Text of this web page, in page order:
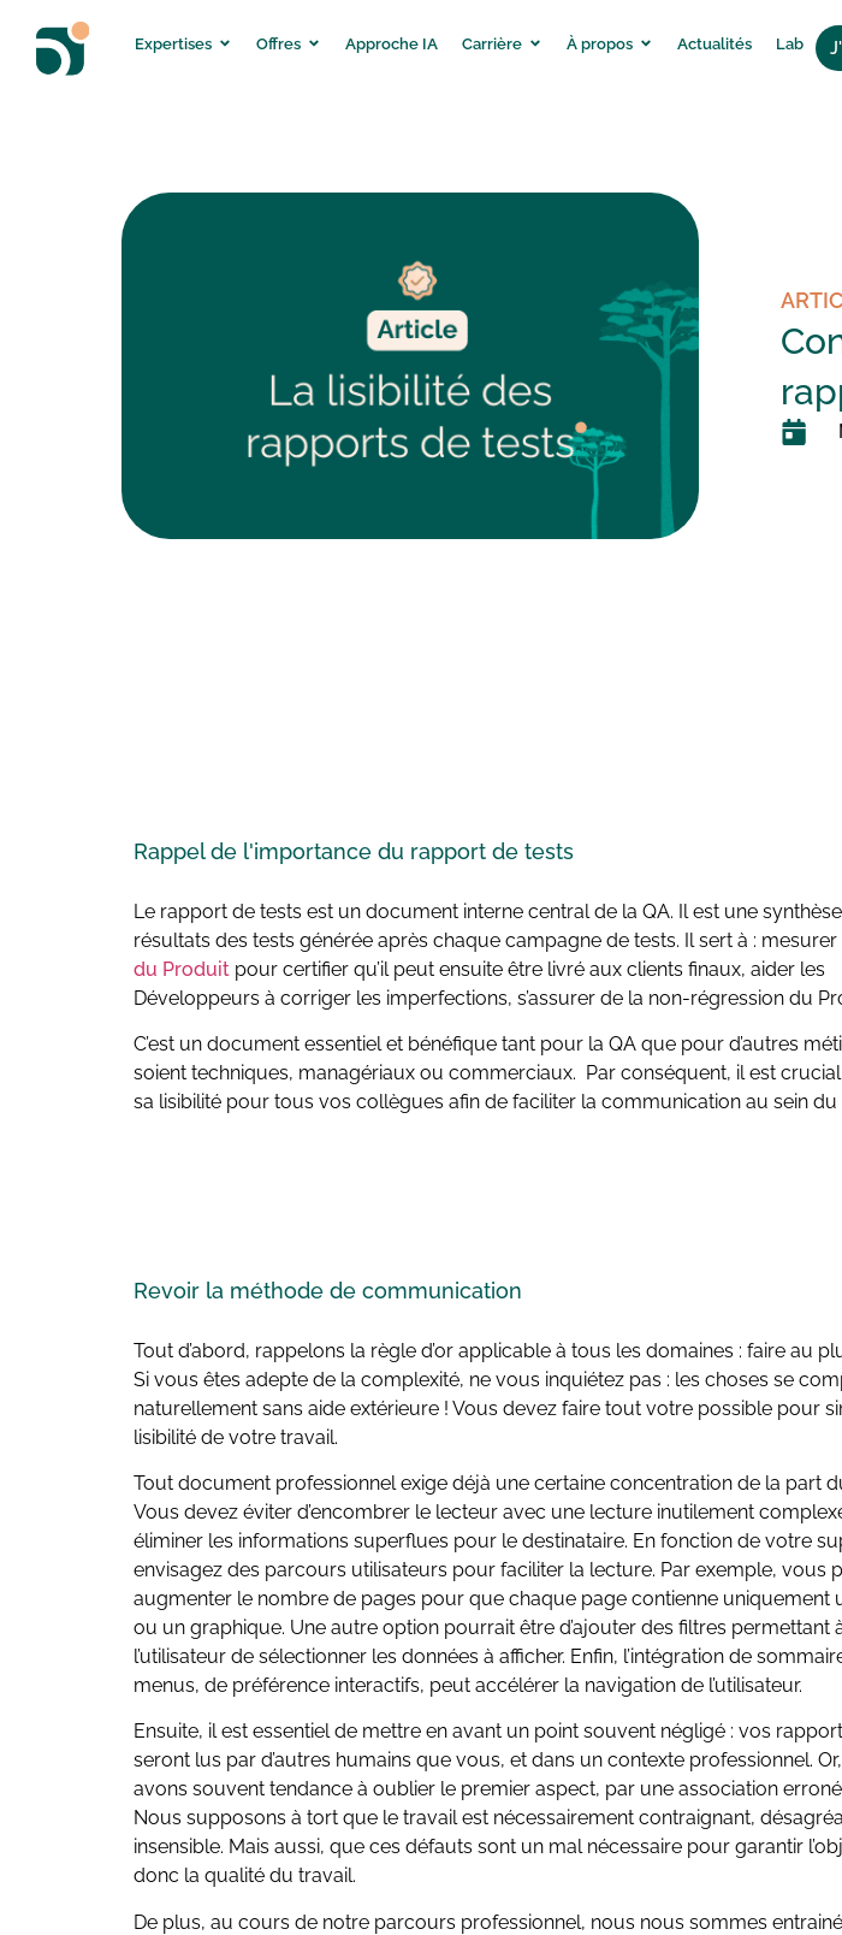
Expertises Offres Approche IA Carrière À propos Actualités Lab
Rappel de l'importance du rapport de tests
Le rapport de tests est un document interne central de la QA. Il est une
résultats des tests générée après chaque campagne de tests. Il sert à : mesurer
du Produitpour certifier qu’il peut ensuite être livré aux clients finaux, aider les
Développeurs à corriger les imperfections, s’assurer de la non-régression du
C’est un document essentiel et bénéfique tant pour la QA que pour d’autres
soient techniques, managériaux ou commerciaux. Par conséquent, il est crucial
sa lisibilité pour tous vos collègues afin de faciliter la communication au sein du
Revoir la méthode de communication
Tout d’abord, rappelons la règle d’or applicable à tous les domaines : faire au
Si vous êtes adepte de la complexité, ne vous inquiétez pas : les choses se
naturellement sans aide extérieure ! Vous devez faire tout votre possible pour
lisibilité de votre travail.
Tout document professionnel exige déjà une certaine concentration de la part
Vous devez éviter d’encombrer le lecteur avec une lecture inutilement
éliminer les informations superflues pour le destinataire. En fonction de votre
envisagez des parcours utilisateurs pour faciliter la lecture. Par exemple, vous
augmenter le nombre de pages pour que chaque page contienne uniquement
ou un graphique. Une autre option pourrait être d’ajouter des filtres permettant
l’utilisateur de sélectionner les données à afficher. Enfin, l’intégration de
menus, de préférence interactifs, peut accélérer la navigation de l’utilisateur.
Ensuite, il est essentiel de mettre en avant un point souvent négligé : vos
seront lus par d’autres humains que vous, et dans un contexte professionnel.
avons souvent tendance à oublier le premier aspect, par une association
Nous supposons à tort que le travail est nécessairement contraignant,
insensible. Mais aussi, que ces défauts sont un mal nécessaire pour garantir
donc la qualité du travail.
De plus, au cours de notre parcours professionnel, nous nous sommes